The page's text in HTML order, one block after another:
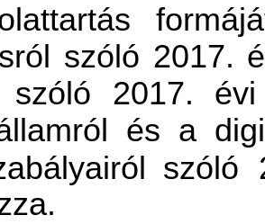
szóló 2017.
szóló 2017.
és a
szóló